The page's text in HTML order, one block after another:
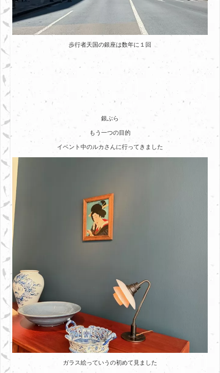
歩行者天国の銀座は数年に１回
銀ぶら
もう一つの目的
イベント中のルカさんに行ってきました
ガラス絵っていうの初めて見ました